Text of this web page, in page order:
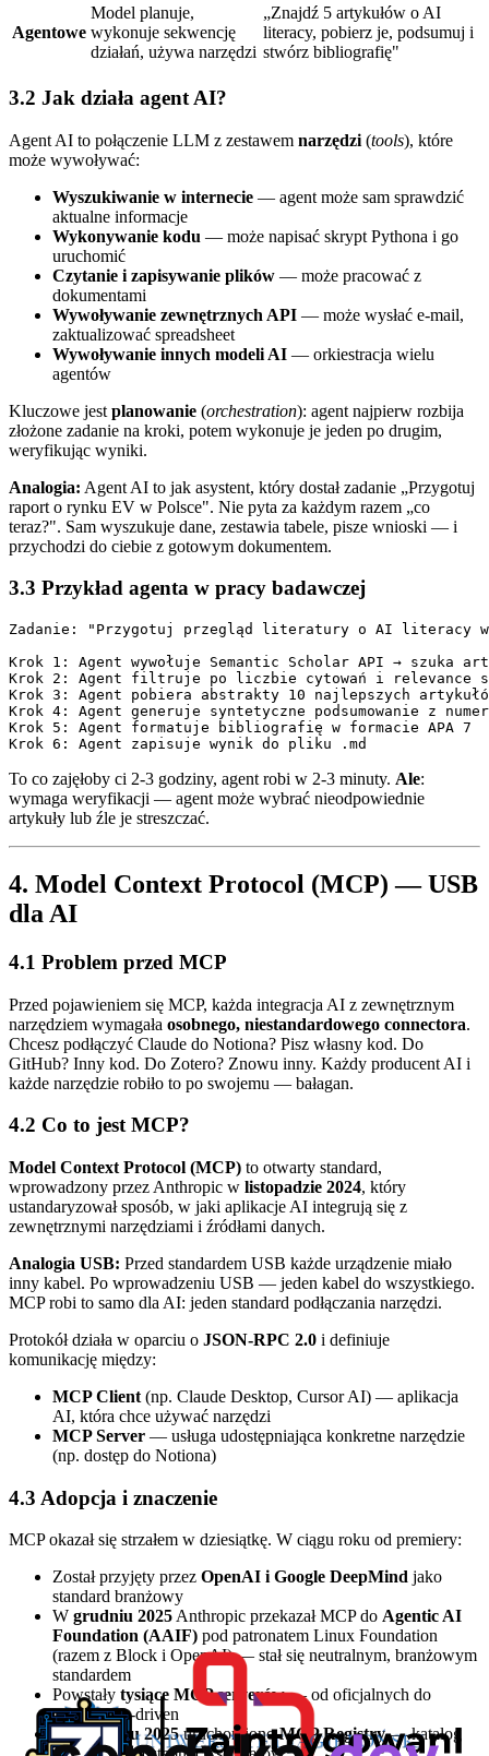
Agentowe
Model planuje,
wykonuje sekwencję
działań, używa narzędzi
„Znajdź 5 artykułów o AI
literacy, pobierz je, podsumuj i
stwórz bibliografię"
3.2 Jak działa agent AI?
Agent AI to połączenie LLM z zestawem narzędzi (tools), które
może wywoływać:
Wyszukiwanie w internecie — agent może sam sprawdzić
aktualne informacje
Wykonywanie kodu — może napisać skrypt Pythona i go
uruchomić
Czytanie i zapisywanie plików — może pracować z
dokumentami
Wywoływanie zewnętrznych API — może wysłać e-mail,
zaktualizować spreadsheet
Wywoływanie innych modeli AI — orkiestracja wielu
agentów
Kluczowe jest planowanie (orchestration): agent najpierw rozbija
złożone zadanie na kroki, potem wykonuje je jeden po drugim,
weryfikując wyniki.
Analogia: Agent AI to jak asystent, który dostał zadanie „Przygotuj
raport o rynku EV w Polsce". Nie pyta za każdym razem „co
teraz?". Sam wyszukuje dane, zestawia tabele, pisze wnioski — i
przychodzi do ciebie z gotowym dokumentem.
3.3 Przykład agenta w pracy badawczej
Zadanie: "Przygotuj przegląd literatury o AI literacy w
Krok 1: Agent wywołuje Semantic Scholar API → szuka
Krok 2: Agent filtruje po liczbie cytowań i relevance
Krok 3: Agent pobiera abstrakty 10 najlepszych
Krok 4: Agent generuje syntetyczne podsumowanie z
Krok 5: Agent formatuje bibliografię w formacie APA 7
To co zajęłoby ci 2-3 godziny, agent robi w 2-3 minuty. Ale:
wymaga weryfikacji — agent może wybrać nieodpowiednie
artykuły lub źle je streszczać.
4. Model Context Protocol (MCP) — USB
dla AI
4.1 Problem przed MCP
Przed pojawieniem się MCP, każda integracja AI z zewnętrznym
narzędziem wymagała osobnego, niestandardowego connectora.
Chcesz podłączyć Claude do Notiona? Pisz własny kod. Do
GitHub? Inny kod. Do Zotero? Znowu inny. Każdy producent AI i
każde narzędzie robiło to po swojemu — bałagan.
4.2 Co to jest MCP?
Model Context Protocol (MCP) to otwarty standard,
wprowadzony przez Anthropic w listopadzie 2024, który
ustandaryzował sposób, w jaki aplikacje AI integrują się z
zewnętrznymi narzędziami i źródłami danych.
Analogia USB: Przed standardem USB każde urządzenie miało
inny kabel. Po wprowadzeniu USB — jeden kabel do wszystkiego.
MCP robi to samo dla AI: jeden standard podłączania narzędzi.
Protokół działa w oparciu o JSON-RPC 2.0 i definiuje
komunikację między:
MCP Client (np. Claude Desktop, Cursor AI) — aplikacja
AI, która chce używać narzędzi
MCP Server — usługa udostępniająca konkretne narzędzie
(np. dostęp do Notiona)
4.3 Adopcja i znaczenie
MCP okazał się strzałem w dziesiątkę. W ciągu roku od premiery:
Został przyjęty przez OpenAI i Google DeepMind jako
standard branżowy
W grudniu 2025Anthropic przekazał MCP do Agentic AI
Foundation (AAIF) pod patronatem Linux Foundation
(razem z Block i OpenAI) — stał się neutralnym, branżowym
standardem
Powstały tysiące MCP serverów— od oficjalnych do
community-driven
Wwrześniu 2025uruchomionoMCP Registry— katalog